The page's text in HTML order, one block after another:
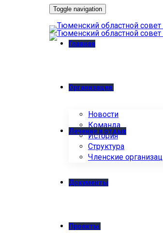
Toggle navigation
Главная
Организация
Новости
Команда
История
Структура
Членские
Лечение и отдых
Документы
Проекты